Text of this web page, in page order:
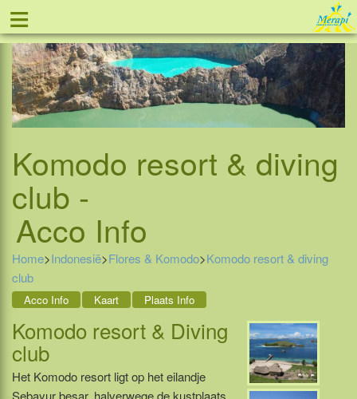
≡ Tel: 088 - 81 11 999
Komodo resort & diving
club -
Acco Info
Home>Indonesië>Flores & Komodo>Komodo resort & diving
club
Acco Info Kaart Plaats Info
Komodo resort & Diving
club
Het Komodo resort ligt op het eilandje
Sebayur besar, halverwege de kustplaats